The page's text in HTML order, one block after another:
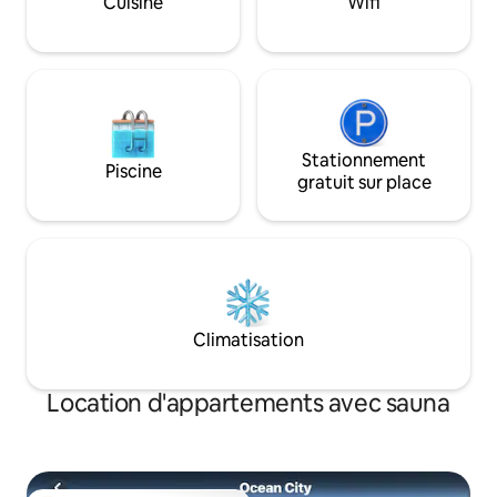
tennis extérieur - Grandes piscines
complètes de baignade - Sauna et salle
jeu de palets,
meublée en bord
Piscine
Stationnement
gratuit sur place
Climatisation
Location d'appartements avec sauna